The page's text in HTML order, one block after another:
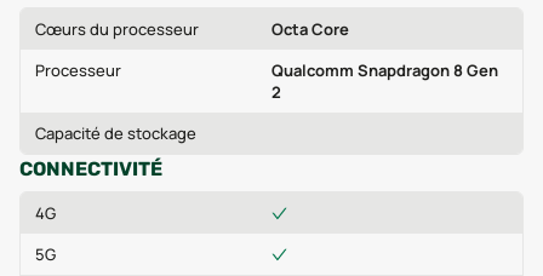
Cœurs du processeur
Octa Core
Processeur
Qualcomm Snapdragon 8 Gen
2
Capacité de stockage
CONNECTIVITÉ
4G
5G